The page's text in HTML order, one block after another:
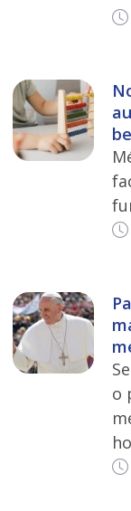
o